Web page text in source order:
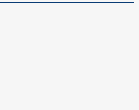
no Fortal 2025